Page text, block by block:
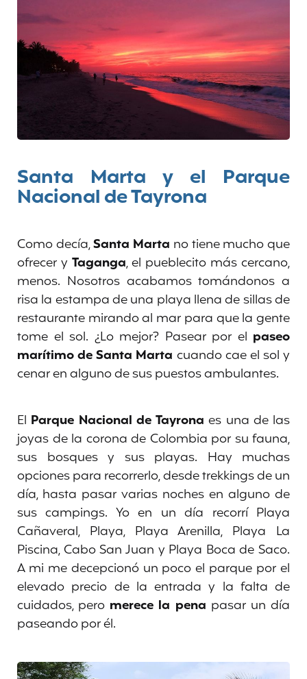
Santa Marta y el Parque
Nacional de Tayrona
Como decía,Santa Marta no tiene mucho que
ofrecer y Taganga, el pueblecito más cercano,
menos. Nosotros acabamos tomándonos a
risa la estampa de una playa llena de sillas de
restaurante mirando al mar para que la gente
tome el sol. ¿Lo mejor? Pasear por el paseo
marítimo de Santa Marta cuando cae el sol y
cenar en alguno de sus puestos ambulantes.
El Parque Nacional de Tayrona es una de las
joyas de la corona de Colombia por su fauna,
sus bosques y sus playas. Hay muchas
opciones para recorrerlo, desde trekkings de un
día, hasta pasar varias noches en alguno de
sus campings. Yo en un día recorrí Playa
Cañaveral, Playa, Playa Arenilla, Playa La
Piscina, Cabo San Juan y Playa Boca de Saco.
A mi me decepcionó un poco el parque por el
elevado precio de la entrada y la falta de
cuidados, pero merece la pena pasar un día
paseando por él.